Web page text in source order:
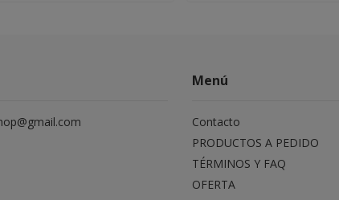
Menú
Contacto
PRODUCTOS A PEDIDO
TÉRMINOS Y FAQ
OFERTA